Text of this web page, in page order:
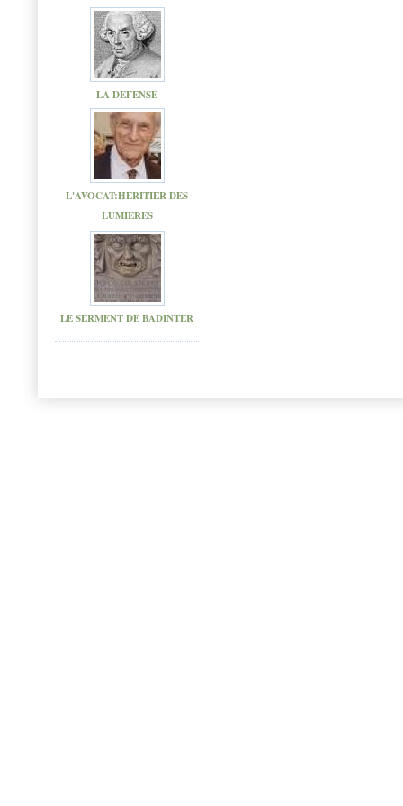
LA DEFENSE
L'AVOCAT:HERITIER DES
LUMIERES
LE SERMENT DE BADINTER